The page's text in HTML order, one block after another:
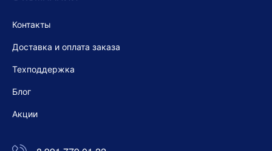
Контакты
Доставка и оплата заказа
Техподдержка
Блог
Акции